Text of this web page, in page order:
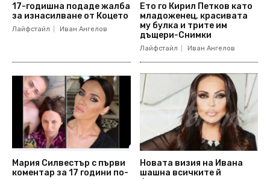
17-годишна подаде жалба
за изнасилване от Коцето
Лайфстайл Иван Ангелов
Ето го Кирил Петков като
младоженец, красивата
му булка и трите им
дъщери-Снимки
Лайфстайл Иван Ангелов
Мария Силвестър с първи
коментар за 17 години по-
Новата визия на Ивана
шашна всичките й